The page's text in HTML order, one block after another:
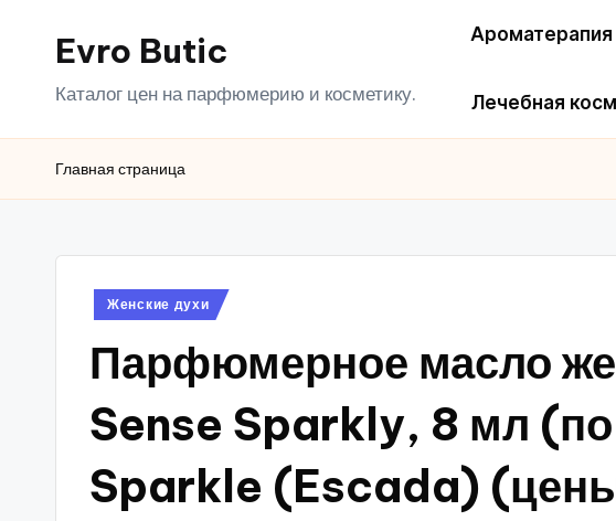
ПерейтиEvro Butic
Каталог цен на парфюмерию и косметику.
Ароматерапия
Лечебная
Главная страница
Опубликовано
Женские духи
Парфюмерное масло
Sense Sparkly, 8 мл
Sparkle (Escada)